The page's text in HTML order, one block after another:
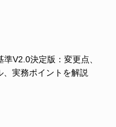
V2.0決定版：変更点、
、実務ポイントを解説